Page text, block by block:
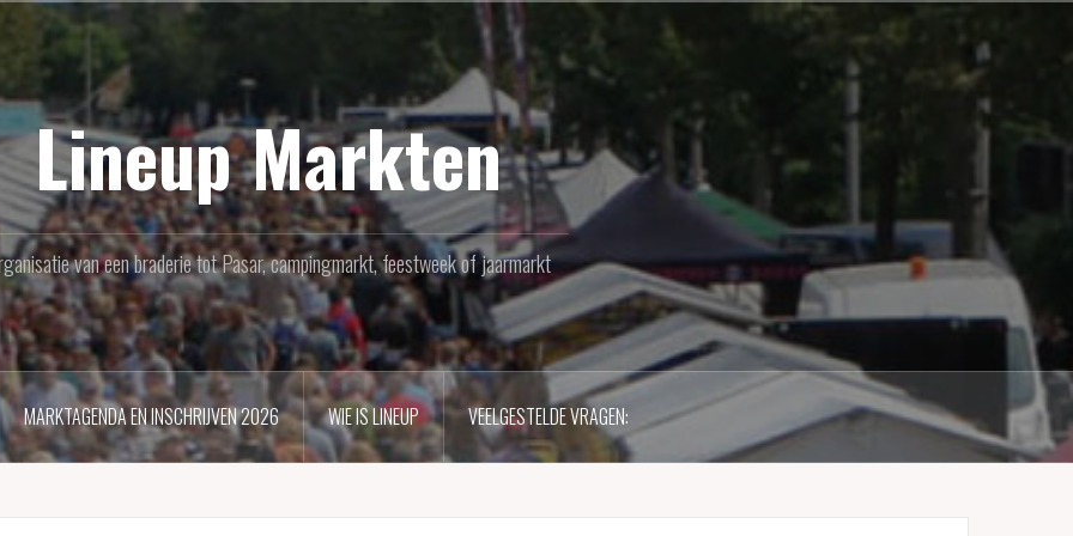
Lineup Markten
van een braderie tot Pasar, campingmarkt, feestweek of jaarmarkt
MARKTAGENDA EN INSCHRIJVEN 2026 WIE IS LINEUP VEELGESTELDE VRAGEN: